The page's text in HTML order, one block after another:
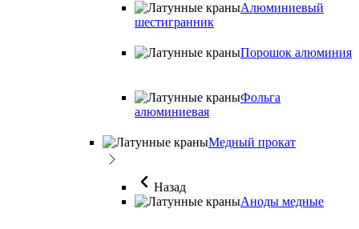
Алюминиевый
шестигранник
Порошок алюминия
Фольга
алюминиевая
Медный прокат
Назад
Аноды медные